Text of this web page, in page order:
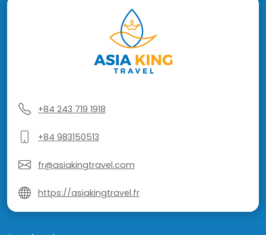
+84 243 719 1918
+84 983150513
fr@asiakingtravel.com
https://asiakingtravel.fr